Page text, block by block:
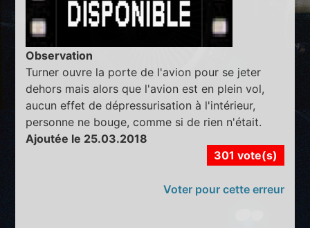
Observation
Turner ouvre la porte de l'avion pour se jeter
dehors mais alors que l'avion est en plein vol,
aucun effet de dépressurisation à l'intérieur,
personne ne bouge, comme si de rien n'était.
Ajoutée le 25.03.2018
301 vote(s)
Voter pour cette erreur